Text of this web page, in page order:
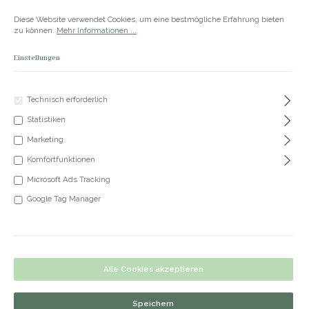
+49 5191 62 33 666
Kette Olia
Diese Website verwendet Cookies, um eine bestmögliche Erfahrung bieten
zu können. Mehr Informationen ...
Einstellungen
Technisch erforderlich
Statistiken
Marketing
Komfortfunktionen
Microsoft Ads Tracking
Google Tag Manager
Alle Cookies akzeptieren
Speichern